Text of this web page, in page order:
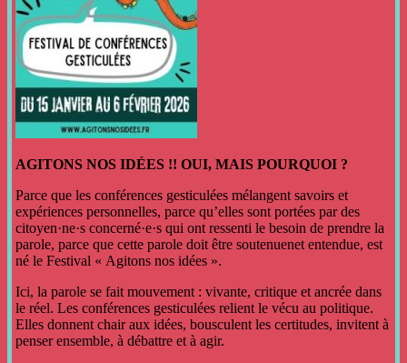
AGITONS NOS IDÉES !! OUI, MAIS POURQUOI ?
Parce que les conférences gesticulées mélangent savoirs et
expériences personnelles, parce qu’elles sont portées par des
citoyen·ne·s concerné·e·s qui ont ressenti le besoin de prendre la
parole, parce que cette parole doit être soutenuenet entendue, est
né le Festival « Agitons nos idées ».
Ici, la parole se fait mouvement : vivante, critique et ancrée dans
le réel. Les conférences gesticulées relient le vécu au politique.
Elles donnent chair aux idées, bousculent les certitudes, invitent à
penser ensemble, à débattre et à agir.